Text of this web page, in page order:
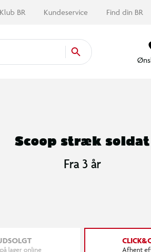
Klub BR Kundeservice Find din BR
Scoop stræk soldat
Fra 3 år
lager online Afhent